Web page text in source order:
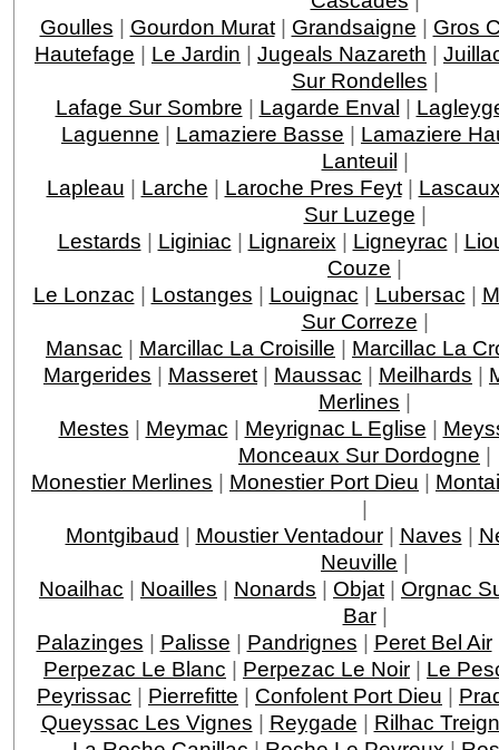
Goulles | Gourdon Murat| Grandsaigne | Gros
Hautefage | Le Jardin | Jugeals Nazareth |
Sur Rondelles |
Lafage Sur Sombre | Lagarde Enval |
Laguenne | Lamaziere Basse | Lamaziere
Lanteuil |
Lapleau | Larche | Laroche Pres Feyt|
Sur Luzege |
Lestards | Liginiac | Lignareix | Ligneyrac |
Couze |
Le Lonzac | Lostanges | Louignac | Lubersac |
Sur Correze |
Mansac | Marcillac La Croisille | Marcillac La
Margerides | Masseret | Maussac | Meilhards |
Merlines |
Mestes | Meymac | Meyrignac L Eglise |
Monceaux Sur Dordogne |
Monestier Merlines | Monestier Port Dieu |
|
Montgibaud | Moustier Ventadour| Naves |
Neuville |
Noailhac | Noailles | Nonards | Objat | Orgnac
Bar|
Palazinges | Palisse | Pandrignes | Peret Bel Air
Perpezac Le Blanc | Perpezac Le Noir | Le
Peyrissac | Pierrefitte | Confolent Port Dieu |
Queyssac Les Vignes | Reygade | Rilhac